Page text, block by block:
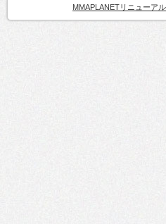
MMAPLANETリニューア